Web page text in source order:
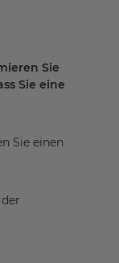
Sie
Sie eine
Sie einen